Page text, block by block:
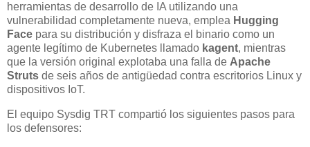
herramientas de desarrollo de IA utilizando una
vulnerabilidad completamente nueva, emplea Hugging
Face para su distribución y disfraza el binario como un
agente legítimo de Kubernetes llamado kagent, mientras
que la versión original explotaba una falla de Apache
Struts de seis años de antigüedad contra escritorios Linux y
dispositivos IoT.
El equipo Sysdig TRT compartió los siguientes pasos para
los defensores: